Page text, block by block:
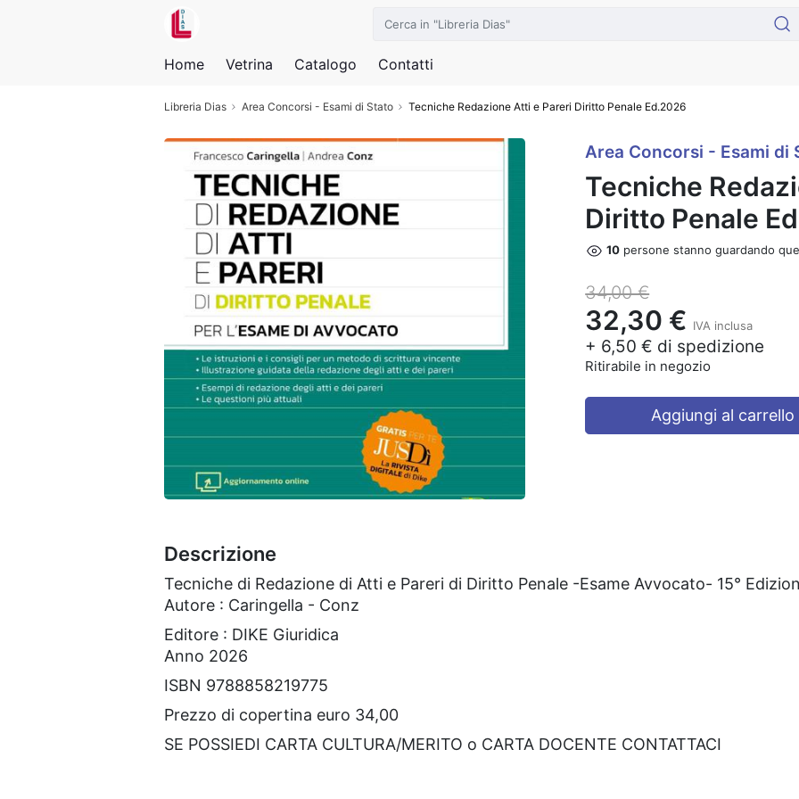
Home Vetrina Catalogo Contatti
Libreria Dias Area Concorsi - Esami di Stato Tecniche Redazione Atti e Pareri Diritto Penale Ed.2026
Area Concorsi - Esami di
Tecniche
Diritto Penale
10 persone stanno guardando
34,00 €
32,30 € IVA inclusa
+ 6,50 € di spedizione
Ritirabile in negozio
Aggiungi al carrello
Descrizione
Tecniche di Redazione di Atti e Pareri di Diritto Penale -Esame Avvocato- 15°
Autore : Caringella - Conz
Editore : DIKE Giuridica
Anno 2026
ISBN 9788858219775
Prezzo di copertina euro 34,00
SE POSSIEDI CARTA CULTURA/MERITO o CARTA DOCENTE CONTATTACI